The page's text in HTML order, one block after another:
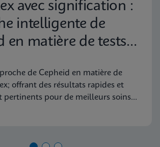
avec signification :
intelligente de
en matière de tests
de Cepheid en matière de
offrant des résultats rapides et
pertinents pour de meilleurs soins